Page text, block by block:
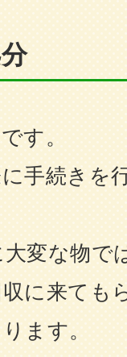
す。
手続きを
変な物で
に来ても
ます。